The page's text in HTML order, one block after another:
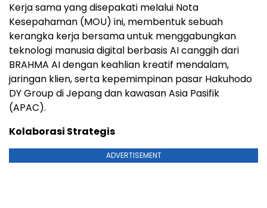
Kerja sama yang disepakati melalui Nota
Kesepahaman (MOU) ini, membentuk sebuah
kerangka kerja bersama untuk menggabungkan
teknologi manusia digital berbasis AI canggih dari
BRAHMA AI dengan keahlian kreatif mendalam,
jaringan klien, serta kepemimpinan pasar Hakuhodo
DY Group di Jepang dan kawasan Asia Pasifik
(APAC).
Kolaborasi Strategis
ADVERTISEMENT